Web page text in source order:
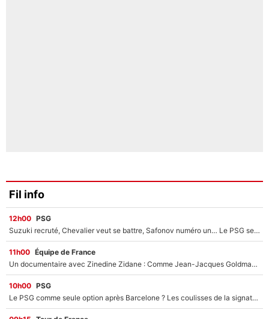
Fil info
12h00 PSG
Suzuki recruté, Chevalier veut se battre, Safonov numéro un… Le PSG se lance encore dans un gros chantier pour le poste de gardien de but
11h00 Équipe de France
Un documentaire avec Zinedine Zidane : Comme Jean-Jacques Goldman et Mylène Farmer, le nouveau sélectionneur de l'équipe de France a recalé une journaliste très connue
10h00 PSG
Le PSG comme seule option après Barcelone ? Les coulisses de la signature historique de Lionel Messi sont révélées au grand jour !